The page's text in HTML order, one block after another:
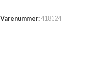
Varenummer:418324